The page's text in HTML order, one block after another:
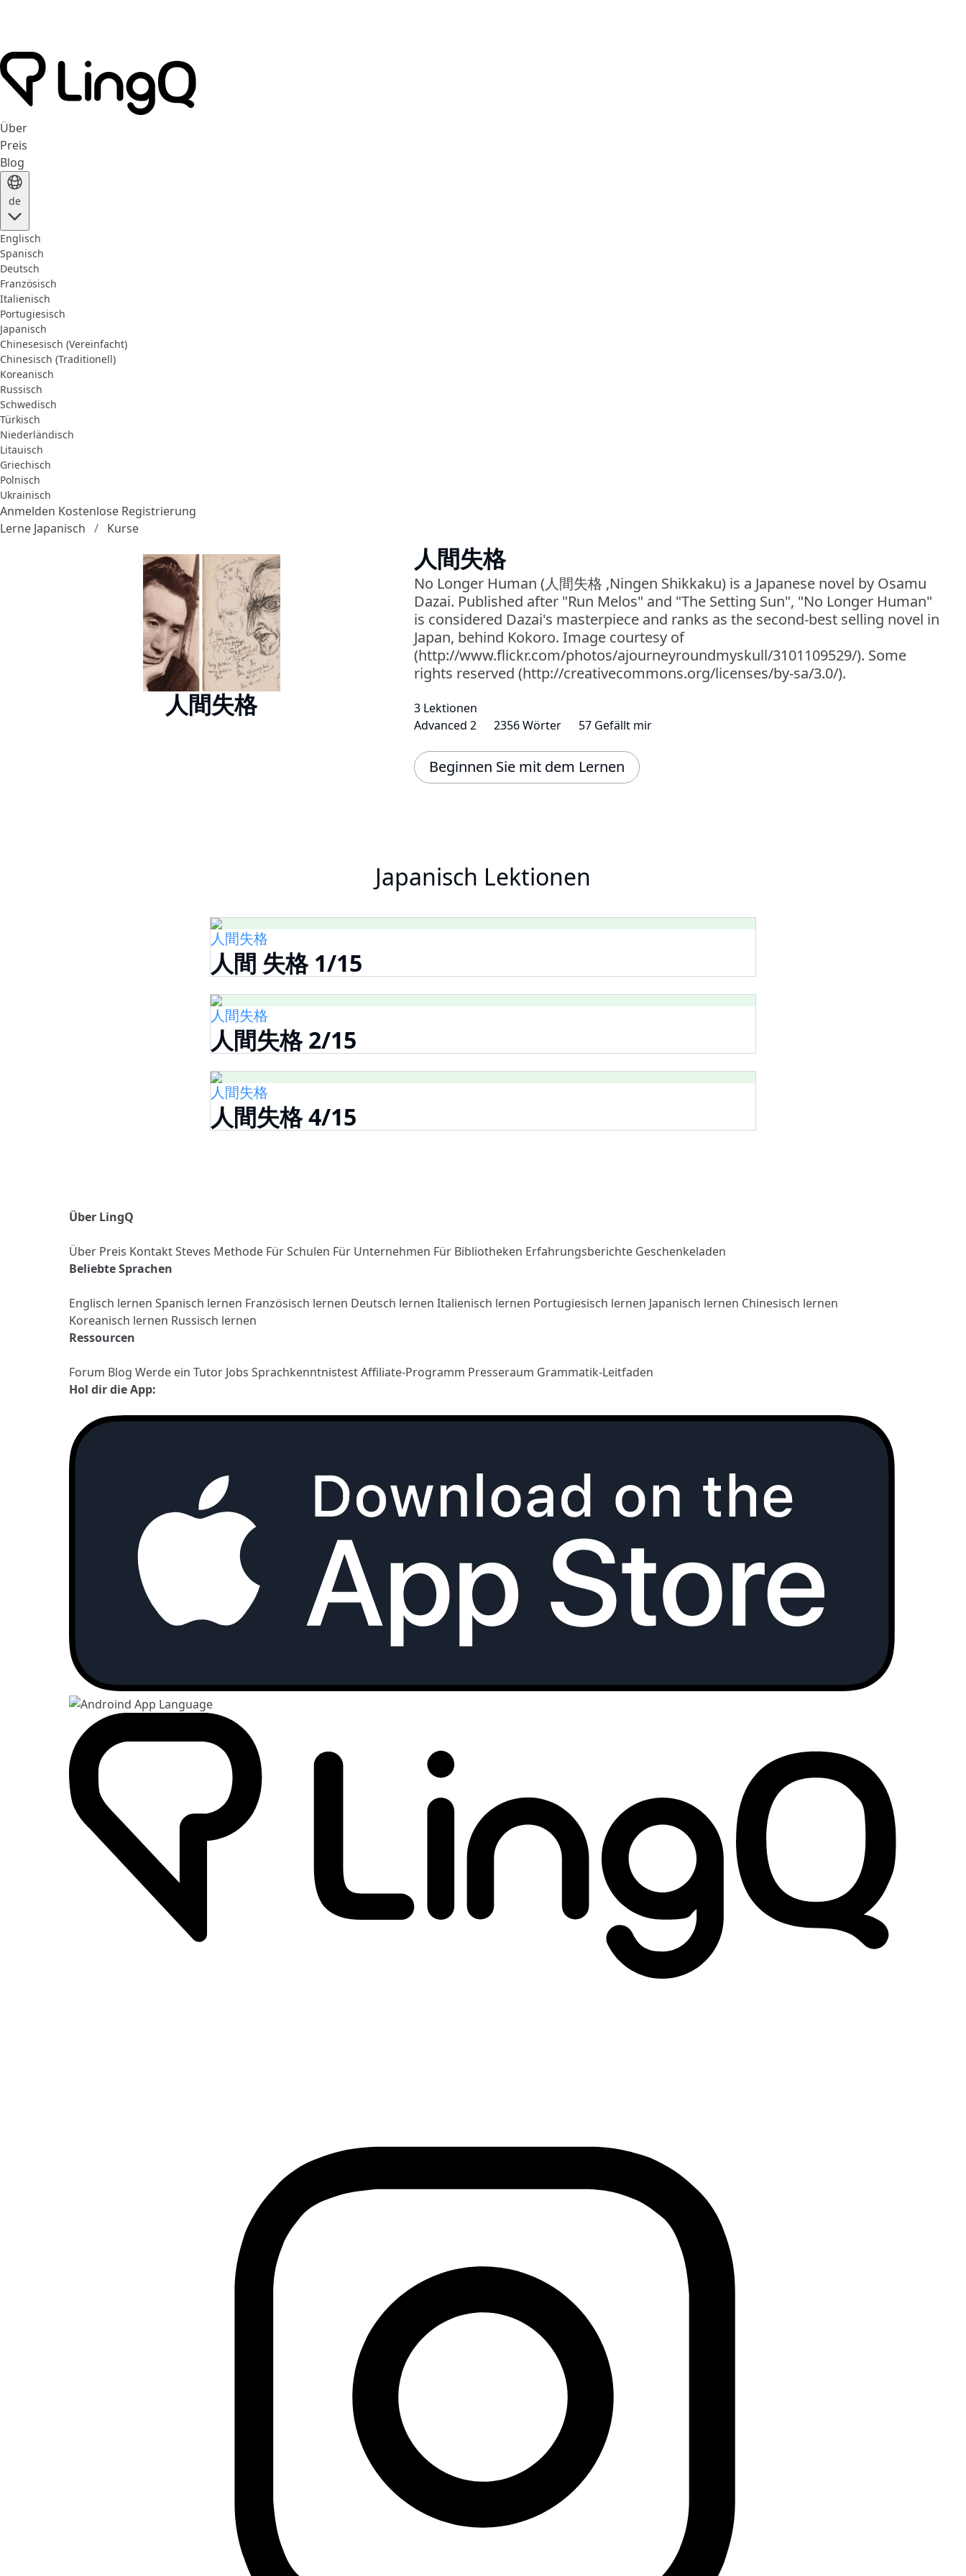
Über
Preis
Blog
de
Englisch
Spanisch
Deutsch
Französisch
Italienisch
Portugiesisch
Japanisch
Chinesesisch (Vereinfacht)
Chinesisch (Traditionell)
Koreanisch
Russisch
Schwedisch
Türkisch
Niederländisch
Litauisch
Griechisch
Polnisch
Ukrainisch
Anmelden Kostenlose Registrierung
Lerne Japanisch
Kurse
人間失格
人間失格
No Longer Human (人間失格 ,Ningen Shikkaku) is a Japanese novel by Osamu
Dazai. Published after "Run Melos" and "The Setting Sun", "No Longer Human"
is considered Dazai's masterpiece and ranks as the second-best selling novel in
Japan, behind Kokoro. Image courtesy of
(http://www.flickr.com/photos/ajourneyroundmyskull/3101109529/). Some
rights reserved (http://creativecommons.org/licenses/by-sa/3.0/).
3 Lektionen
Advanced 2
2356 Wörter 57 Gefällt mir
Beginnen Sie mit dem Lernen
Japanisch Lektionen
人間失格
人間 失格 1/15
人間失格
人間失格 2/15
人間失格
人間失格 4/15
Über LingQ
Über Preis KontaktSteves Methode Für Schulen Für Unternehmen Für Bibliotheken Erfahrungsberichte Geschenkeladen
Beliebte Sprachen
Englisch lernen Spanisch lernen Französisch lernen Deutsch lernen Italienisch lernen Portugiesisch lernen Japanisch lernen Chinesisch lernen
Koreanisch lernen Russisch lernen
Ressourcen
Forum Blog Werde ein Tutor Jobs SprachkenntnistestAffiliate-Programm Presseraum Grammatik-Leitfaden
Hol dir die App: